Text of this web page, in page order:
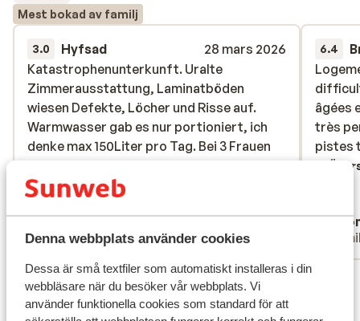
Denna webbplats använder cookies
Dessa är små textfiler som automatiskt installeras i din
webbläsare när du besöker vår webbplats. Vi
använder funktionella cookies som standard för att
Mest bokad av familj
3.0 Hyfsad
28 mars 2026
Katastrophenunterkunft. Uralte
Zimmerausstattung, Laminatböden
wiesen Defekte, Löcher und Risse auf.
Warmwasser gab es nur portioniert, ich
denke max 150Liter pro Tag. Bei 3 Frauen
Rezeption sehr selten besetzt. Ich hatte
Dinge
Katastrophenunterkunft. Uralte
Zimmerausstattung, Laminatböden
wiesen Defekte, Löcher und Risse auf.
Warmwasser gab es nur portioniert, ich
denke max 150Liter pro Tag. Bei 3 Frauen
Rezeption sehr selten besetzt. Ich...
Björn
Familj
6.4
âgées
très
pistes
âgées
très
pistes
Visa alla 47 omdömen
Läge